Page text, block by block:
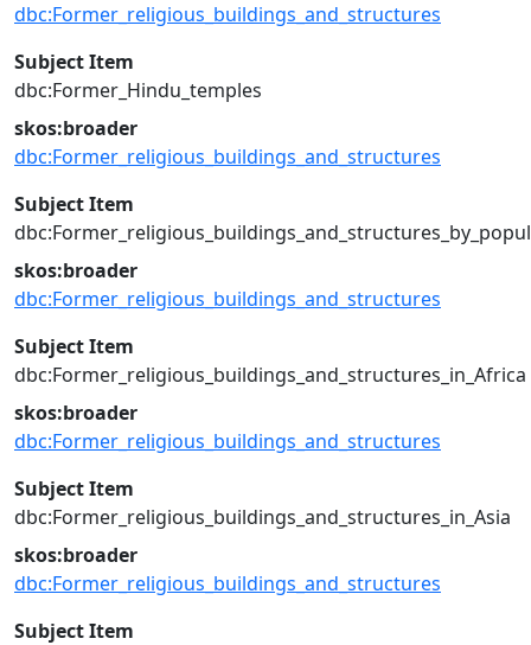
dbc:Former_religious_buildings_and_structures
Subject Item
dbc:Former_Hindu_temples
skos:broader
dbc:Former_religious_buildings_and_structures
Subject Item
skos:broader
dbc:Former_religious_buildings_and_structures
Subject Item
dbc:Former_religious_buildings_and_structures_in_Africa
skos:broader
dbc:Former_religious_buildings_and_structures
Subject Item
dbc:Former_religious_buildings_and_structures_in_Asia
skos:broader
dbc:Former_religious_buildings_and_structures
Subject Item